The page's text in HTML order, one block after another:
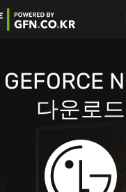
GEFORCE
다운로드